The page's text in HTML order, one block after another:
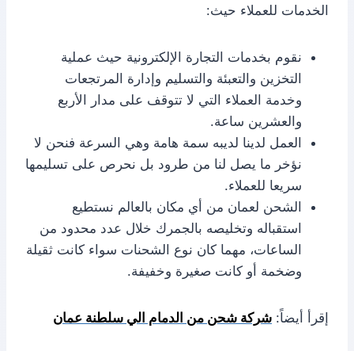
الخدمات للعملاء حيث:
نقوم بخدمات التجارة الإلكترونية حيث عملية
التخزين والتعبئة والتسليم وإدارة المرتجعات
وخدمة العملاء التي لا تتوقف على مدار الأربع
والعشرين ساعة.
العمل لدينا لديبه سمة هامة وهي السرعة فنحن لا
نؤخر ما يصل لنا من طرود بل نحرص على تسليمها
سريعا للعملاء.
الشحن لعمان من أي مكان بالعالم نستطيع
استقباله وتخليصه بالجمرك خلال عدد محدود من
الساعات، مهما كان نوع الشحنات سواء كانت ثقيلة
وضخمة أو كانت صغيرة وخفيفة.
إقرأ أيضاً: شركة شحن من الدمام الي سلطنة عمان